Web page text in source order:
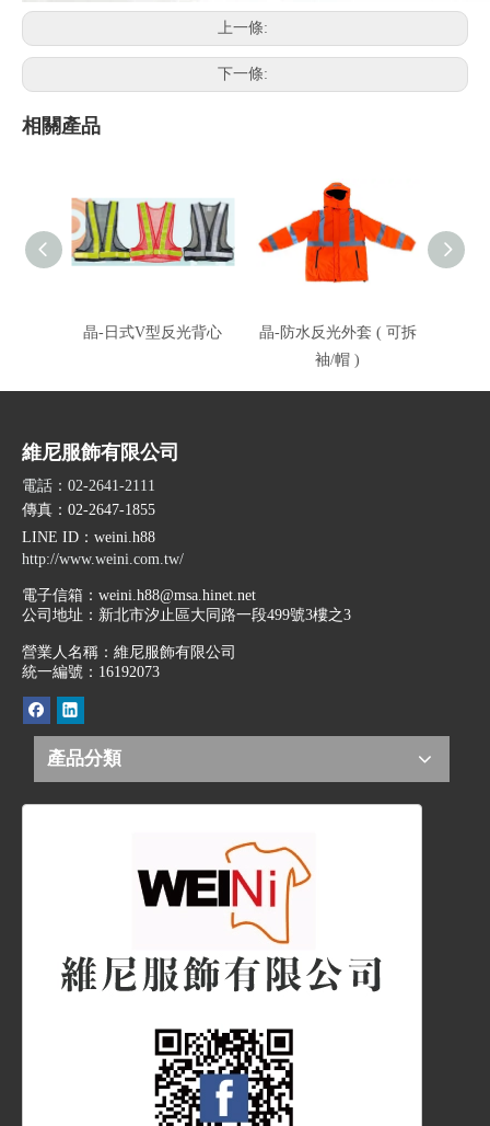
上一條:
下一條:
相關產品
晶-日式V型反光背心
晶-防水反光外套 ( 可拆
袖/帽 )
維尼服飾有限公司
電話：02-2641-2111
傳真：02-2647-1855
LINE ID ：weini.h88
http://www.weini.com.tw/
電子信箱： weini.h88@msa.hinet.net
公司地址： 新北市汐止區大同路一段499號3樓之3
營業人名稱：維尼服飾有限公司
統一編號：16192073
產品分類